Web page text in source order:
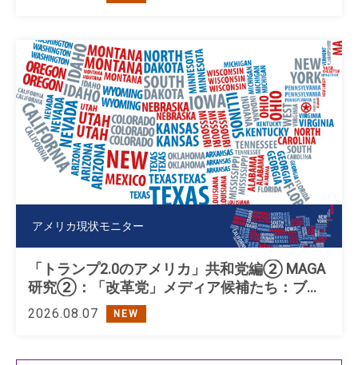
2026.08.07 NEW
「トランプ2.0のアメリカ」共和党編② MAGA
研究②：「改革党」メディア候補たち：ブキ
ャナン、ペロー、トランプ
アメリカ現状モニター